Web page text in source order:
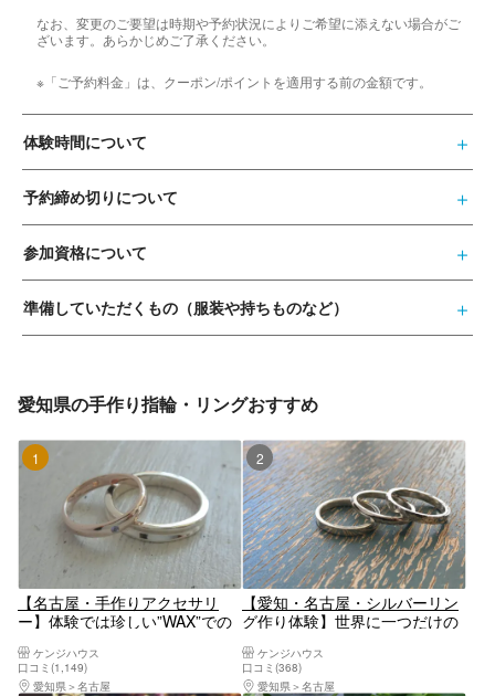
なお、変更のご要望は時期や予約状況によりご希望に添えない場合がご
ざいます。あらかじめご了承ください。
※「ご予約料金」は、クーポン/ポイントを適用する前の金額です。
体験時間について
予約締め切りについて
参加資格について
準備していただくもの（服装や持ちものなど）
愛知県の手作り指輪・リングおすすめ
【名古屋・手作りアクセサリ
ー】体験では珍しい”WAX”での
ップルでオリジナルのペアリン
グ作りにも（WAXプラン）
ケンジハウス
口コミ(1,149)
愛知県
名古屋
2位
【愛知・名古屋・シルバーリン
グ作り体験】世界に一つだけの
ップルでペアリング作りにもお
すすめ♪（メタルプラン）
ケンジハウス
口コミ(368)
愛知県
名古屋